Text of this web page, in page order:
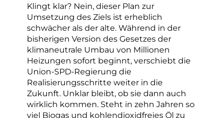
Klingt klar? Nein, dieser Plan zur
Umsetzung des Ziels ist erheblich
schwächer als der alte. Während in der
bisherigen Version des Gesetzes der
klimaneutrale Umbau von Millionen
Heizungen sofort beginnt, verschiebt die
Union-SPD-Regierung die
Realisierungsschritte weiter in die
Zukunft. Unklar bleibt, ob sie dann auch
wirklich kommen. Steht in zehn Jahren so
viel Biogas und kohlendioxidfreies Öl zu